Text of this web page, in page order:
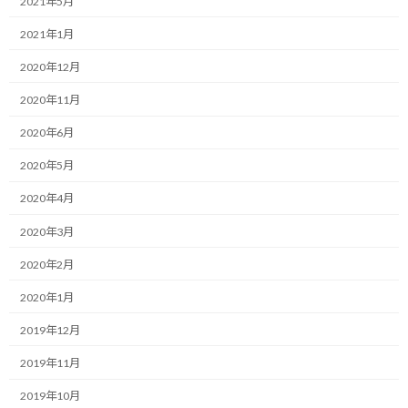
として影響を受けるだけでなく、外部に影響を与える力として存
在感を示そうとしています。
F1チームや関係者が肺炎の治療に必要となる人工呼吸器を提供し
個人的な疑問として、えっ！？F1と人工呼吸器ってどういう関係
ようです。
レース中にメカニックが人工呼吸器を活用する、とかって話を聞い
たこともないし…
この報道を自分はF1チームが保有している人工呼吸器を提供する
のかと考えましたが、そうではなく人工呼吸器を購入して医療機
られていた人工呼吸器製造会社があったのですが、部品供給や製
2021年1月
2020年12月
2020年11月
2020年6月
2020年5月
2020年4月
2020年3月
2020年2月
2020年1月
2019年12月
2019年11月
2019年10月